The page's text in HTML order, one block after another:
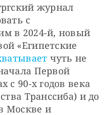
журнал
с
в 2024-й, новый
«Египетские
чуть не
Первой
с 90-х годов века
Транссиба) и до
Москве и